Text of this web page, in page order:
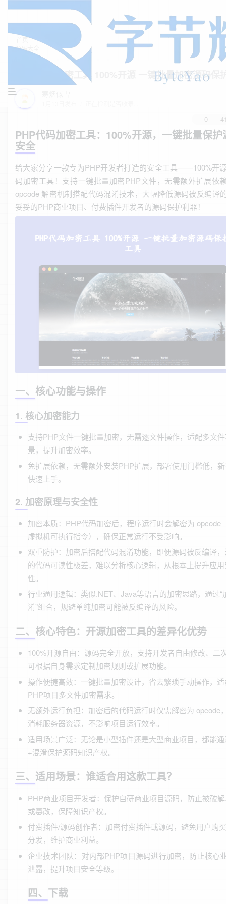
首页
源码大全
PHP代码加密工具 100%开源 一键批量加密源码保
0
PHP代码加密工具：100%开源，一键批量保护
安全
给大家分享一款专为PHP开发者打造的安全工具——100%开
码加密工具！支持一键批量加密PHP文件，无需额外扩展依
opcode 解密机制搭配代码混淆技术，大幅降低源码被反编译
妥妥的PHP商业项目、付费插件开发者的源码保护利器！
一、核心功能与操作
1. 核心加密能力
支持PHP文件一键批量加密，无需逐文件操作，适配多文
景，提升加密效率。
免扩展依赖，无需额外安装PHP扩展，部署使用门槛低，
快速上手。
2. 加密原理与安全性
加密本质：PHP代码加密后，程序运行时会解密为 opcode
虚拟机可执行指令），确保正常运行不受影响。
双重防护：加密后搭配代码混淆功能，即便源码被反编译
的代码可读性极差，难以分析核心逻辑，从根本上提升应
性。
行业通用逻辑：类似.NET、Java等语言的加密思路，通过“
淆”组合，规避单纯加密可能被反编译的风险。
二、核心特色：开源加密工具的差异化优势
100%开源自由：源码完全开放，支持开发者自由修改、二
可根据自身需求定制加密规则或扩展功能。
操作便捷高效：一键批量加密设计，省去繁琐手动操作，
PHP项目多文件加密需求。
无额外运行负担：加密后的代码运行时仅需解密为 opcode
消耗服务器资源，不影响项目运行效率。
适用场景广泛：无论是小型插件还是大型商业项目，都能
+混淆保护源码知识产权。
三、适用场景：谁适合用这款工具？
PHP商业项目开发者：保护自研商业项目源码，防止被破
或篡改，保障知识产权。
付费插件/源码创作者：加密付费插件或源码，避免用户购
分发，维护商业利益。
企业技术团队：对内部PHP项目源码进行加密，防止核心
泄露，提升项目安全等级。
四、下载